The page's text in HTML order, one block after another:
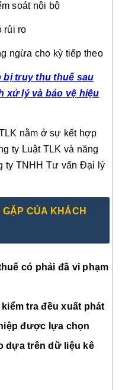
soát nội bộ
rủi ro
ngừa cho kỳ tiếp theo
bị truy thu thuế sau
xử lý và bảo vệ hiệu
nằm ở sự kết hợp
ty Luật TLK và năng
ty TNHH Tư vấn Đại lý
CỦA KHÁCH
có phải đã vi phạm
tra đều xuất phát
được lựa chọn
dựa trên dữ liệu kê